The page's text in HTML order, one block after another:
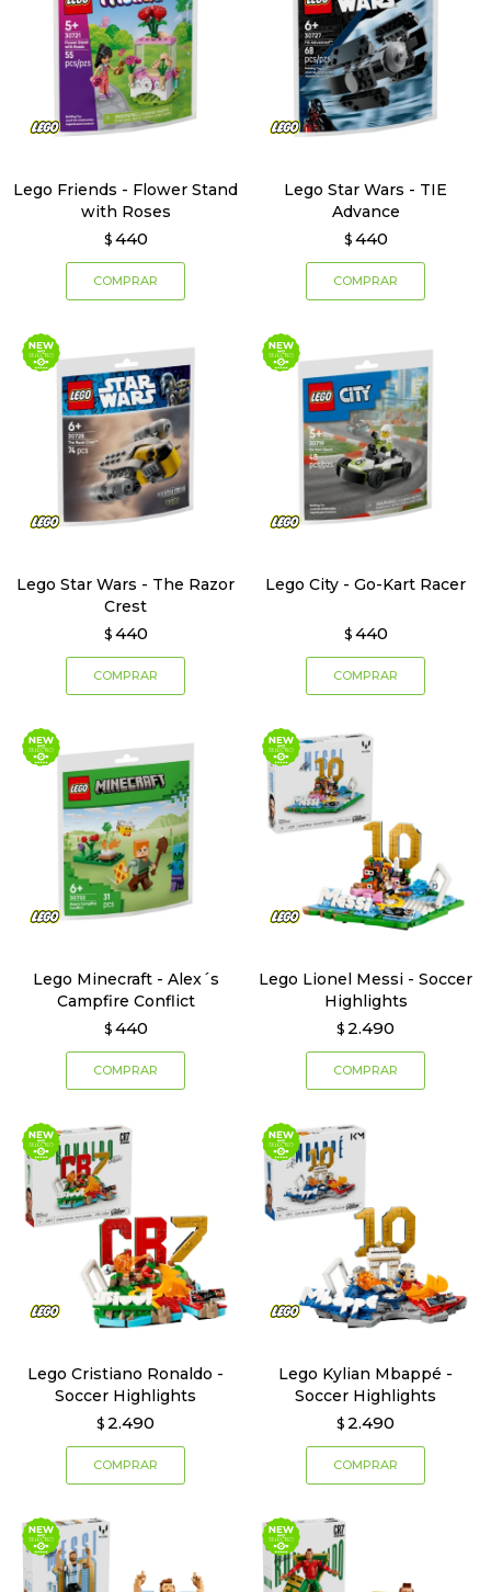
Lego Friends - Flower Stand
with Roses
$ 440
Lego Star Wars - TIE
Advance
$ 440
Lego Star Wars - The Razor
Crest
$ 440
Lego City - Go-Kart Racer
$ 440
Lego Minecraft - Alex´s
Campfire Conflict
$ 440
Lego Lionel Messi - Soccer
Highlights
$ 2.490
Lego Cristiano Ronaldo -
Soccer Highlights
$ 2.490
Lego Kylian Mbappé -
Soccer Highlights
$ 2.490